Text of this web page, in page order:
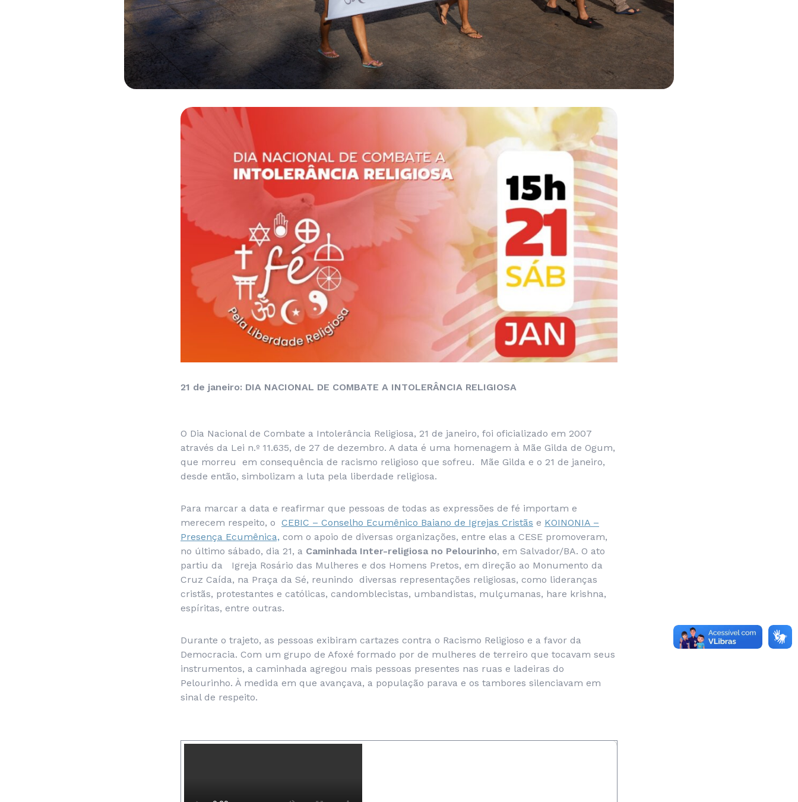
21 de janeiro: DIA NACIONAL DE COMBATE A INTOLERÂNCIA RELIGIOSA
O Dia Nacional de Combate a Intolerância Religiosa, 21 de janeiro, foi oficializado em 2007
através da Lei n.º 11.635, de 27 de dezembro. A data é uma homenagem à Mãe Gilda de Ogum,
que morreu em consequência de racismo religioso que sofreu. Mãe Gilda e o 21 de janeiro,
desde então, simbolizam a luta pela liberdade religiosa.
Para marcar a data e reafirmar que pessoas de todas as expressões de fé importam e
merecem respeito, o CEBIC – Conselho Ecumênico Baiano de Igrejas Cristãs e KOINONIA –
Presença Ecumênica, com o apoio de diversas organizações, entre elas a CESE promoveram,
no último sábado, dia 21, a Caminhada Inter-religiosa no Pelourinho, em Salvador/BA. O ato
partiu da Igreja Rosário das Mulheres e dos Homens Pretos, em direção ao Monumento da
Cruz Caída, na Praça da Sé, reunindo diversas representações religiosas, como lideranças
cristãs, protestantes e católicas, candomblecistas, umbandistas, mulçumanas, hare krishna,
espíritas, entre outras.
Durante o trajeto, as pessoas exibiram cartazes contra o Racismo Religioso e a favor da
Democracia. Com um grupo de Afoxé formado por de mulheres de terreiro que tocavam seus
instrumentos, a caminhada agregou mais pessoas presentes nas ruas e ladeiras do
Pelourinho. À medida em que avançava, a população parava e os tambores silenciavam em
sinal de respeito.